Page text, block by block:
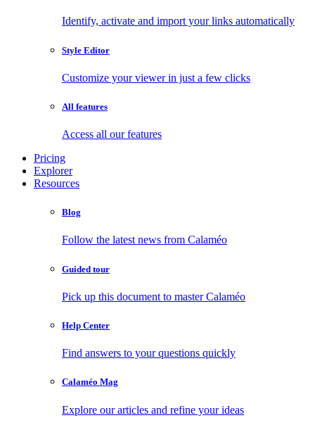
Identify, activate and import your links automatically
Style Editor
Customize your viewer in just a few clicks
All features
Access all our features
Pricing
Explorer
Resources
Blog
Follow the latest news from Calaméo
Guided tour
Pick up this document to master Calaméo
Help Center
Find answers to your questions quickly
Calaméo Mag
Explore our articles and refine your ideas